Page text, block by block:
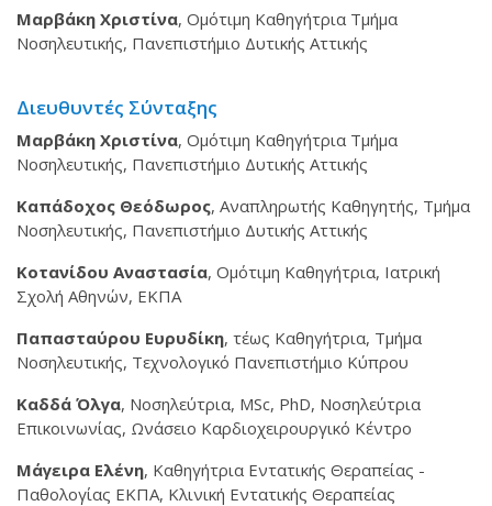
Μαρβάκη Χριστίνα, Ομότιμη Καθηγήτρια Τμήμα
Νοσηλευτικής, Πανεπιστήμιο Δυτικής Αττικής
Διευθυντές Σύνταξης
Μαρβάκη Χριστίνα, Ομότιμη Καθηγήτρια Τμήμα
Νοσηλευτικής, Πανεπιστήμιο Δυτικής Αττικής
Καπάδοχος Θεόδωρος, Αναπληρωτής Καθηγητής, Τμήμα
Νοσηλευτικής, Πανεπιστήμιο Δυτικής Αττικής
Κοτανίδου Αναστασία, Ομότιμη Καθηγήτρια, Ιατρική
Σχολή Αθηνών, ΕΚΠΑ
Παπασταύρου Ευρυδίκη, τέως Καθηγήτρια, Τμήμα
Νοσηλευτικής, Τεχνολογικό Πανεπιστήμιο Κύπρου
Καδδά Όλγα, Νοσηλεύτρια, MSc, PhD, Νοσηλεύτρια
Επικοινωνίας, Ωνάσειο Καρδιοχειρουργικό Κέντρο
Μάγειρα Ελένη, Καθηγήτρια Εντατικής Θεραπείας -
Παθολογίας ΕΚΠΑ, Κλινική Εντατικής Θεραπείας